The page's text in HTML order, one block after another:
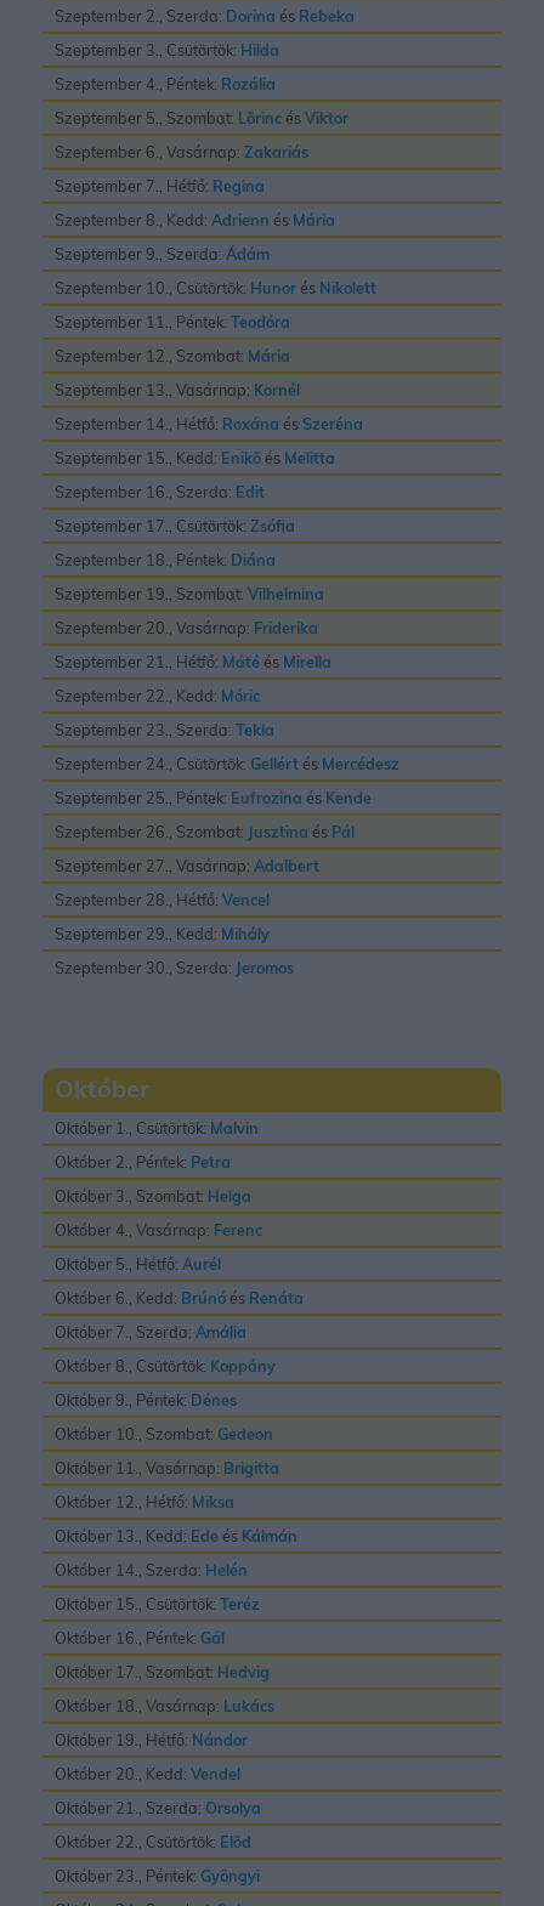
Szeptember 2., Szerda: Dorina és Rebeka
Szeptember 3., Csütörtök: Hilda
Szeptember 4., Péntek: Rozália
Szeptember 5., Szombat: Lõrinc ésViktor
Szeptember 6., Vasárnap: Zakariás
Szeptember 7., Hétfő: Regina
Szeptember 8., Kedd: Adrienn és Mária
Szeptember 9., Szerda: Ádám
Szeptember 10., Csütörtök: Hunor és Nikolett
Szeptember 11., Péntek: Teodóra
Szeptember 12., Szombat: Mária
Szeptember 13., Vasárnap: Kornél
Szeptember 14., Hétfő: Roxána és Szeréna
Szeptember 15., Kedd: Enikõ és Melitta
Szeptember 16., Szerda: Edit
Szeptember 17., Csütörtök: Zsófia
Szeptember 18., Péntek: Diána
Szeptember 19., Szombat: Vilhelmina
Szeptember 20., Vasárnap: Friderika
Szeptember 21., Hétfő: Máté és Mirella
Szeptember 22., Kedd: Móric
Szeptember 23., Szerda: Tekla
Szeptember 24., Csütörtök: Gellért és Mercédesz
Szeptember 25., Péntek: Eufrozina és Kende
Szeptember 26., Szombat: Jusztina és Pál
Szeptember 27., Vasárnap: Adalbert
Szeptember 28., Hétfő: Vencel
Szeptember 29., Kedd: Mihály
Szeptember 30., Szerda: Jeromos
Október
Október 1., Csütörtök: Malvin
Október 2., Péntek: Petra
Október 3., Szombat: Helga
Október 4., Vasárnap: Ferenc
Október 5., Hétfő: Aurél
Október 6., Kedd: Brúnó és Renáta
Október 7., Szerda: Amália
Október 8., Csütörtök: Koppány
Október 9., Péntek: Dénes
Október 10., Szombat: Gedeon
Október 11., Vasárnap: Brigitta
Október 12., Hétfő: Miksa
Október 13., Kedd: Ede és Kálmán
Október 14., Szerda: Helén
Október 15., Csütörtök: Teréz
Október 16., Péntek: Gál
Október 17., Szombat: Hedvig
Október 18., Vasárnap: Lukács
Október 19., Hétfő: Nándor
Október 20., Kedd: Vendel
Október 21., Szerda: Orsolya
Október 22., Csütörtök: Elõd
Október 23., Péntek: Gyöngyi